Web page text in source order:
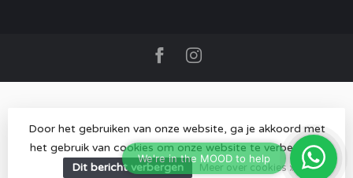
© Copyright 2026 MOOD store- Powered byLightspeed-
Lightspeed designby Dyvelopment
Door het gebruiken van onze website, ga je akkoord met
het gebruik van cookies om onze website te verbeteren.
Dit bericht verbergen
Meer over cookies »